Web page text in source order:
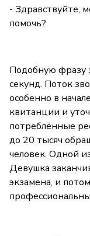
- Здравствуйте,
помочь?
Подобную фразу
секунд. Поток
особенно в
квитанции и
потреблённые
до 20 тысяч
человек. Одной
Девушка
экзамена, и